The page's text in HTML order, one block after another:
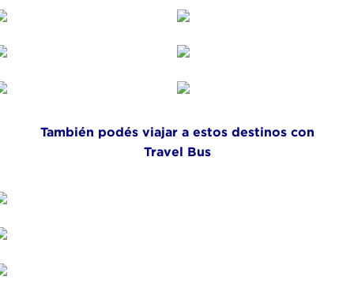
También podés viajar a estos destinos con
Travel Bus